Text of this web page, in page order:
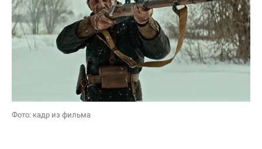
Фото: кадр из фильма